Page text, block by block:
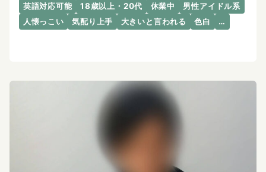
英語対応可能 18歳以上・20代 休業中
男性アイドル系
人懐っこい
気配り上手 大きいと言われる 色白 …